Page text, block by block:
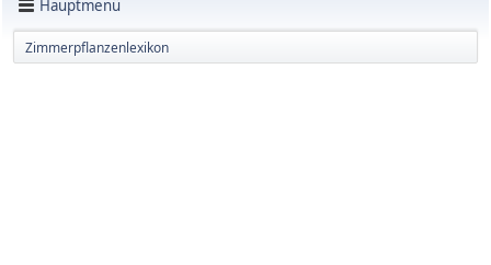
Hauptmenü
Zimmerpflanzenlexikon